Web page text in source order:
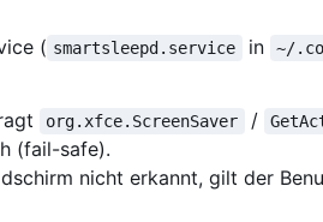
( smartsleepd.service in ~/
org.xfce.ScreenSaver /
(fail-safe).
nicht erkannt, gilt der